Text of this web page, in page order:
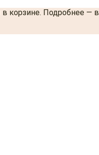
корзине. Подробнее — в